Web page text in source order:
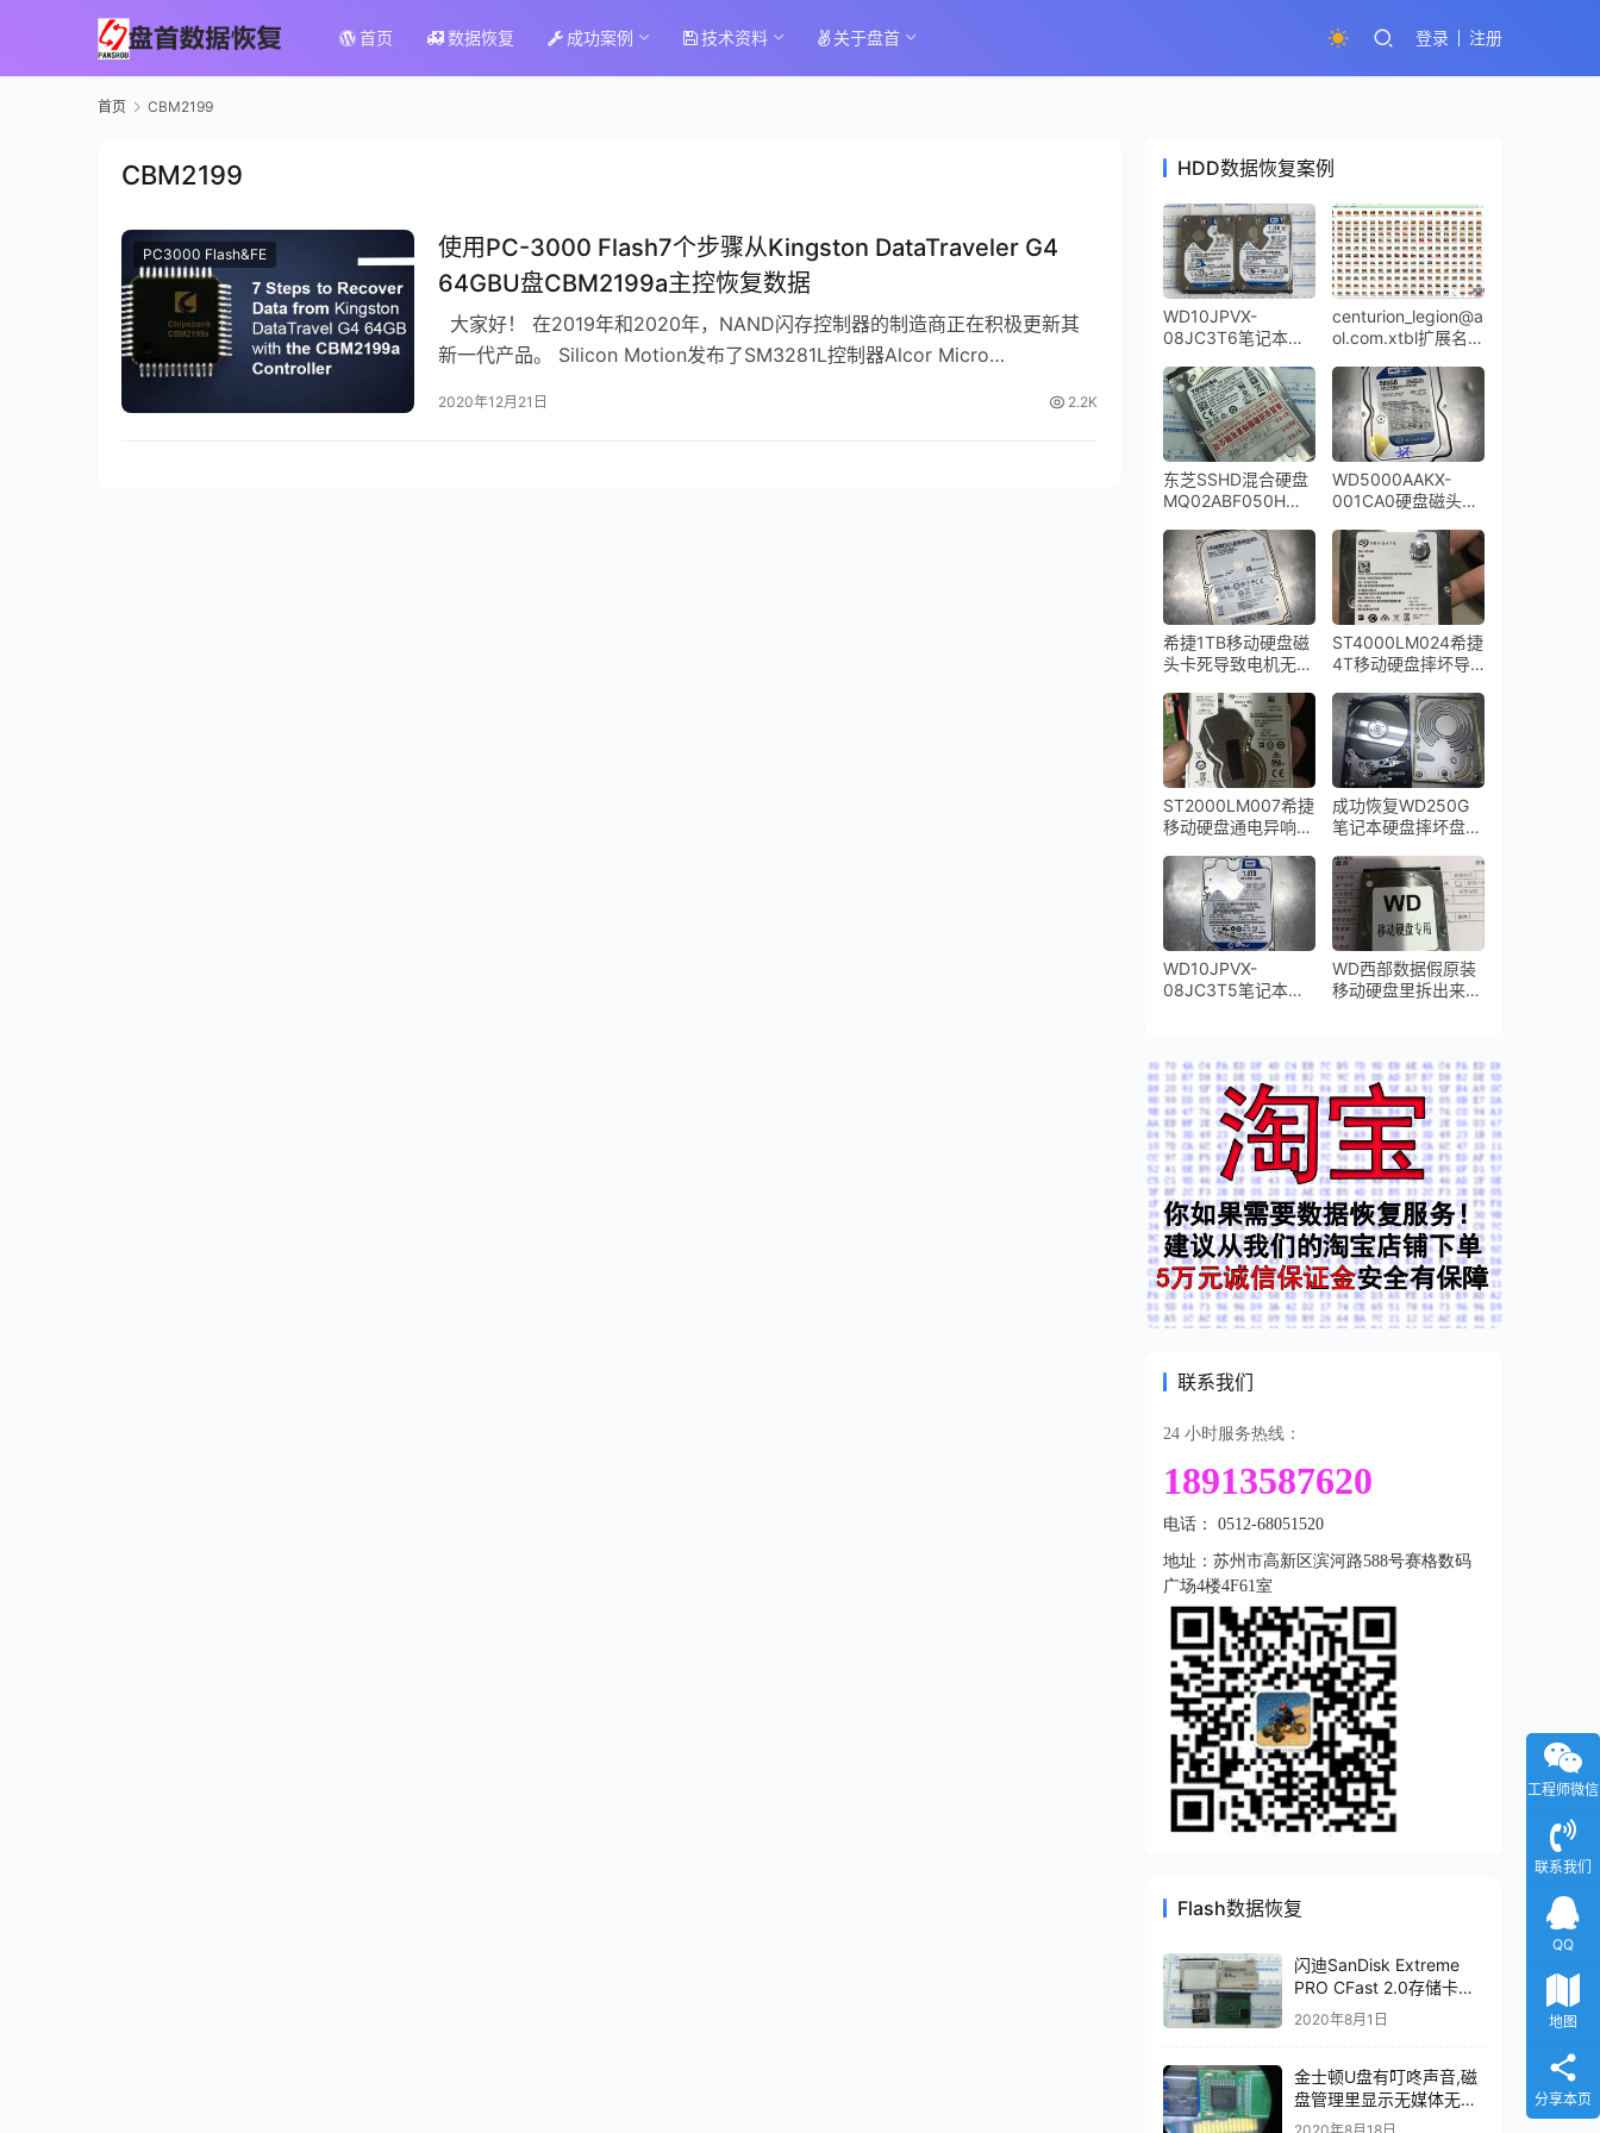
首页 数据恢复 成功案例 技术资料 关于盘首 登录 注册
首页 CBM2199
CBM2199
PC3000 Flash&FE
使用PC-3000 Flash7个步骤从Kingston DataTraveler G4
64GBU盘CBM2199a主控恢复数据
大家好！ 在2019年和2020年，NAND闪存控制器的制造商正在积极更新其
新一代产品。 Silicon Motion发布了SM3281L控制器Alcor Micro…
2020年12月21日 2.2K
HDD数据恢复案例
WD10JPVX-
08JC3T6笔记本硬
打开盘数据恢复成功
centurion_legion@a
ol.com.xtbl扩展名的
东芝SSHD混合硬盘
MQ02ABF050H无
成功
WD5000AAKX-
001CA0硬盘磁头损
希捷1TB移动硬盘磁
头卡死导致电机无法
开盘数据恢复成功
ST4000LM024希捷
4T移动硬盘摔坏导
后电机停转，数据恢
复成功
ST2000LM007希捷
移动硬盘通电异响敲
恢复成功
成功恢复WD250G
笔记本硬盘摔坏盘体
WD10JPVX-
08JC3T5笔记本硬
WD西部数据假原装
移动硬盘里拆出来一
联系我们
24 小时服务热线：
18913587620
电话： 0512-68051520
地址：苏州市高新区滨河路588号赛格数码
广场4楼4F61室
Flash数据恢复
闪迪SanDisk Extreme
PRO CFast 2.0存储卡
20-82-00369-1主控进行
二次芯片级恢复
2020年8月1日
金士顿U盘有叮咚声音,磁
盘管理里显示无媒体无法
识别主控PS2251-07-V
工程师微信
联系我们
QQ
地图
分享本页